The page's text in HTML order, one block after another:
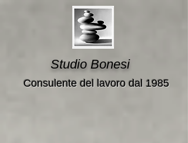
Studio Bonesi
Consulente del lavoro dal 1985